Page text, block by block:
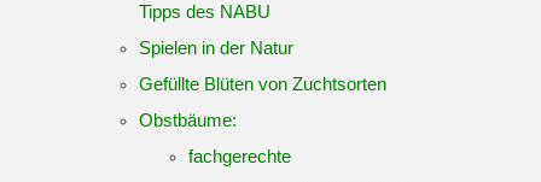
Tipps des NABU
Spielen in der Natur
Gefüllte Blüten von Zuchtsorten
Obstbäume:
fachgerechte